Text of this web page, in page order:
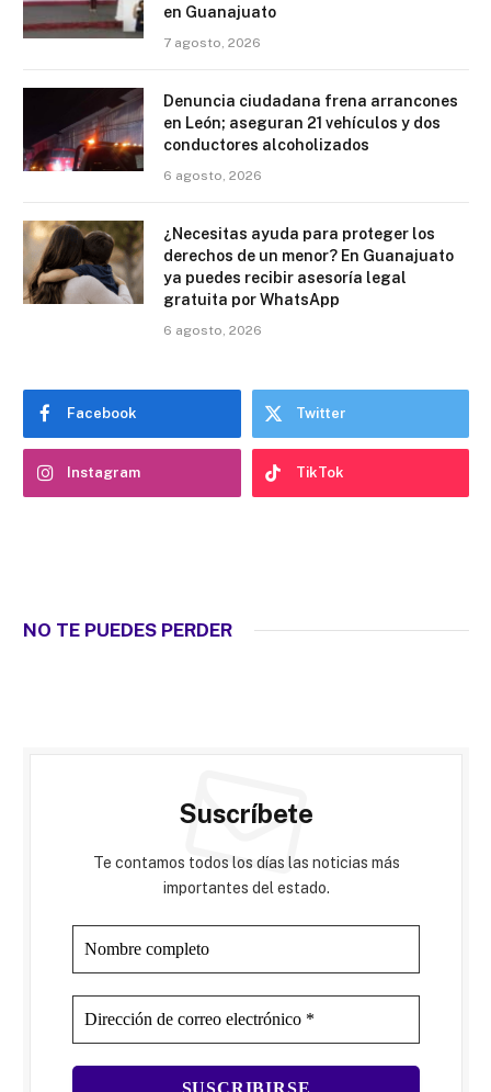
en Guanajuato
7 agosto, 2026
Denuncia ciudadana frena arrancones
en León; aseguran 21 vehículos y dos
conductores alcoholizados
6 agosto, 2026
¿Necesitas ayuda para proteger los
derechos de un menor? En Guanajuato
ya puedes recibir asesoría legal
gratuita por WhatsApp
6 agosto, 2026
Facebook Twitter
Instagram TikTok
NO TE PUEDES PERDER
Suscríbete
Te contamos todos los días las noticias más
importantes del estado.